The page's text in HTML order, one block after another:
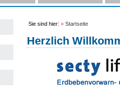
Sie sind hier: » Startseite
Herzlich